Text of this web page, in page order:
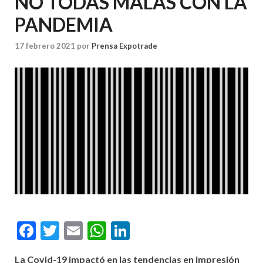
PANDEMIA
17 febrero 2021 por Prensa Expotrade
F
T
E
W
La Covid-19 impactó en las tendencias en impresión